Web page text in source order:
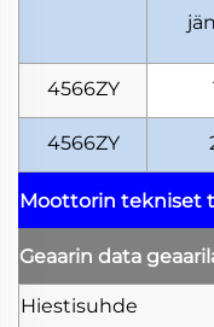
4566ZY
4566ZY
Moottorin tekniset
Geaarin data
Hiestisuhde